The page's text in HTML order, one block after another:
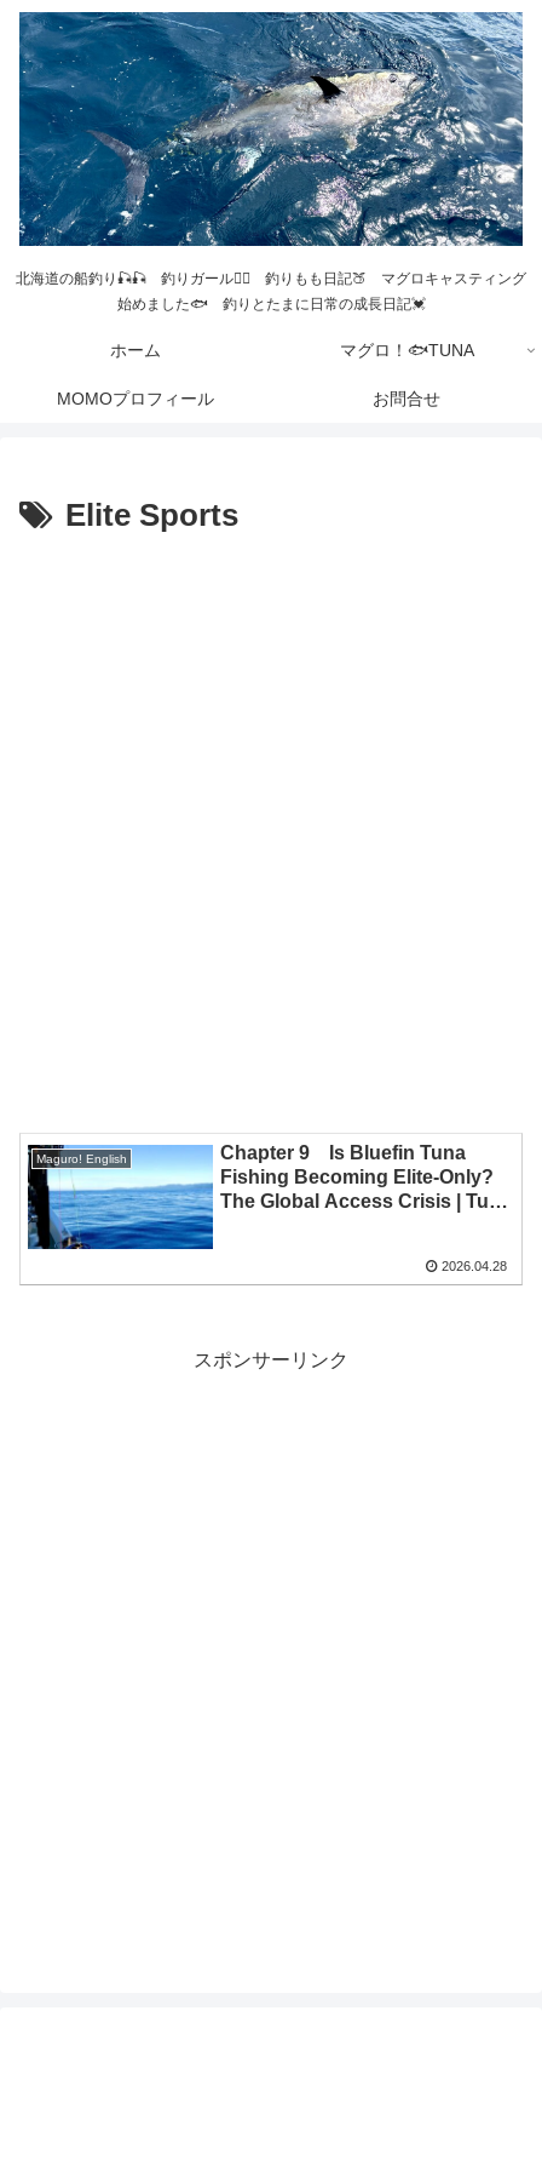
北海道の船釣り🎣🎣 釣りガール💁‍♀️ 釣りもも日記🍑 マグロキャスティング
始めました🐟 釣りとたまに日常の成長日記💓
ホーム マグロ！🐟TUNA
MOMOプロフィール お問合せ
Elite Sports
Maguro! English
Chapter 9 Is Bluefin Tuna
Fishing Becoming Elite-Only?
The Global Access Crisis | Tuna
2026.04.28
スポンサーリンク